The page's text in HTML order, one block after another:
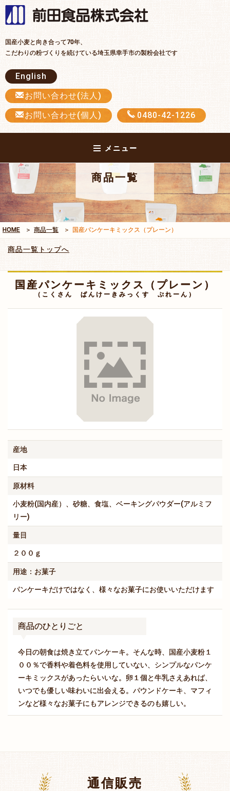
国産小麦と向き合って70年、
こだわりの粉づくりを続けている埼玉県幸手市の製粉会社です
English
お問い合わせ(法人)
お問い合わせ(個人)
0480-42-1226
メニュー
商品一覧
HOME 商品一覧 国産パンケーキミックス（プレーン）
商品一覧トップへ
国産パンケーキミックス（プレーン）
（こくさん ぱんけーきみっくす ぷれーん）
産地
日本
原材料
小麦粉(国内産）、砂糖、食塩、ベーキングパウダー(アルミフ
リー)
量目
２００ｇ
用途：お菓子
パンケーキだけではなく、様々なお菓子にお使いいただけます
商品のひとりごと
今日の朝食は焼き立てパンケーキ。そんな時、国産小麦粉１
００％で香料や着色料を使用していない、シンプルなパンケ
ーキミックスがあったらいいな。卵１個と牛乳さえあれば、
いつでも優しい味わいに出会える。パウンドケーキ、マフィ
ンなど様々なお菓子にもアレンジできるのも嬉しい。
通信販売